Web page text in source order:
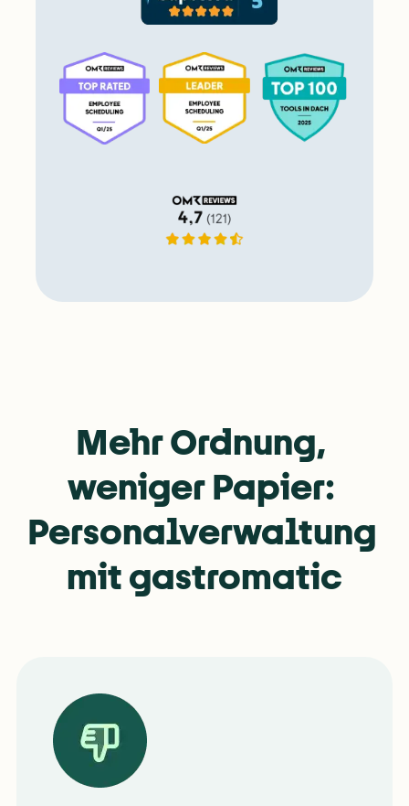
Mehr Ordnung,
weniger Papier:
Personalverwaltung
mit gastromatic